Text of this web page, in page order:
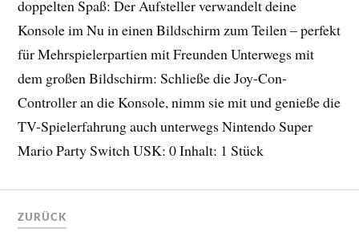
doppelten Spaß: Der Aufsteller verwandelt deine
Konsole im Nu in einen Bildschirm zum Teilen – perfekt
für Mehrspielerpartien mit Freunden Unterwegs mit
dem großen Bildschirm: Schließe die Joy-Con-
Controller an die Konsole, nimm sie mit und genieße die
TV-Spielerfahrung auch unterwegs Nintendo Super
Mario Party Switch USK: 0 Inhalt: 1 Stück
ZURÜCK